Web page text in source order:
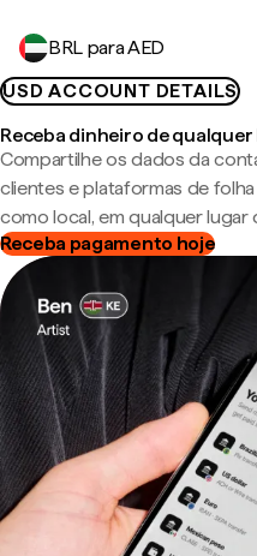
BRL para AED
USD ACCOUNT DETAILS
Receba dinheiro de
Compartilhe os dados da
clientes e plataformas de
como local, em qualquer lugar
Receba pagamento hoje